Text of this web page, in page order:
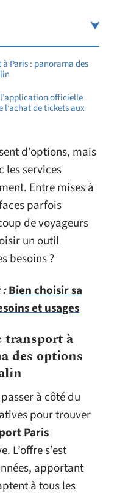
Paris : panorama des
officielle
de tickets aux
d’options, mais
les services
Entre mises à
parfois
de voyageurs
un outil
besoins ?
:Bien choisir sa
et usages
à
des options
à côté du
pour trouver
Paris
L’offre s’est
apportant
à tous les